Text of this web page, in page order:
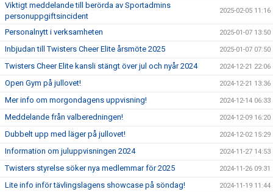
Viktigt meddelande till berörda av Sportadmins
personuppgiftsincident
2025-02-05 11:16
Personalnytt i verksamheten 2025-01-07 13:50
Inbjudan till Twisters Cheer Elite årsmöte 2025 2025-01-07 07:50
Twisters Cheer Elite kansli stängt över jul och nyår 2024 2024-12-21 22:06
Open Gym på jullovet! 2024-12-21 13:36
Mer info om morgondagens uppvisning! 2024-12-14 06:33
Meddelande från valberedningen! 2024-12-09 16:20
Dubbelt upp med läger på jullovet! 2024-12-02 15:29
Information om juluppvisningen 2024 2024-11-27 14:53
Twisters styrelse söker nya medlemmar för 2025 2024-11-26 09:31
Lite info inför tävlingslagens showcase på söndag! 2024-11-19 11:44